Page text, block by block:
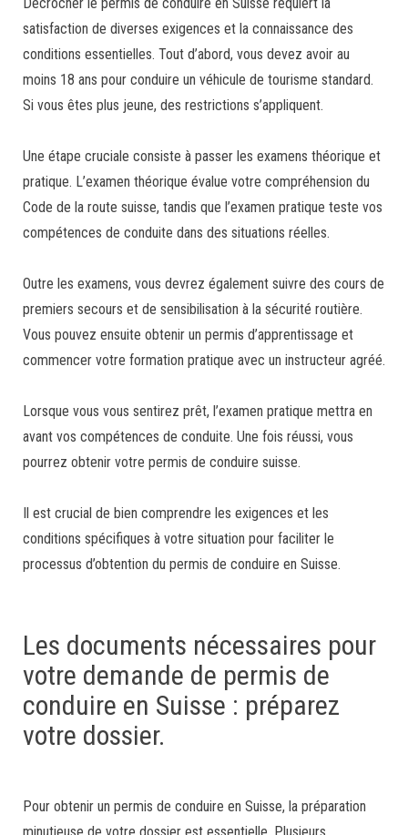
satisfaction de diverses exigences et la connaissance des
conditions essentielles. Tout d’abord, vous devez avoir au
moins 18 ans pour conduire un véhicule de tourisme standard.
Si vous êtes plus jeune, des restrictions s’appliquent.
Une étape cruciale consiste à passer les examens théorique et
pratique. L’examen théorique évalue votre compréhension du
Code de la route suisse, tandis que l’examen pratique teste vos
compétences de conduite dans des situations réelles.
Outre les examens, vous devrez également suivre des cours de
premiers secours et de sensibilisation à la sécurité routière.
Vous pouvez ensuite obtenir un permis d’apprentissage et
commencer votre formation pratique avec un instructeur agréé.
Lorsque vous vous sentirez prêt, l’examen pratique mettra en
avant vos compétences de conduite. Une fois réussi, vous
pourrez obtenir votre permis de conduire suisse.
Il est crucial de bien comprendre les exigences et les
conditions spécifiques à votre situation pour faciliter le
processus d’obtention du permis de conduire en Suisse.
Les documents nécessaires pour
votre demande de permis de
conduire en Suisse : préparez
votre dossier.
Pour obtenir un permis de conduire en Suisse, la préparation